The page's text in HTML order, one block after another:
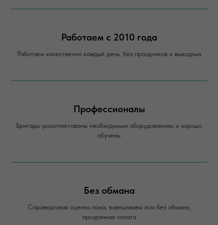
Работаем с 2010 года
Работаем качественно каждый день, без праздников и выходных
Профессионалы
Бригады укомплектованы необходимым оборудованием и хорошо
обучены
Без обмана
Справедливая оценка лома, взвешиваем лом без обмана,
прозрачная оплата